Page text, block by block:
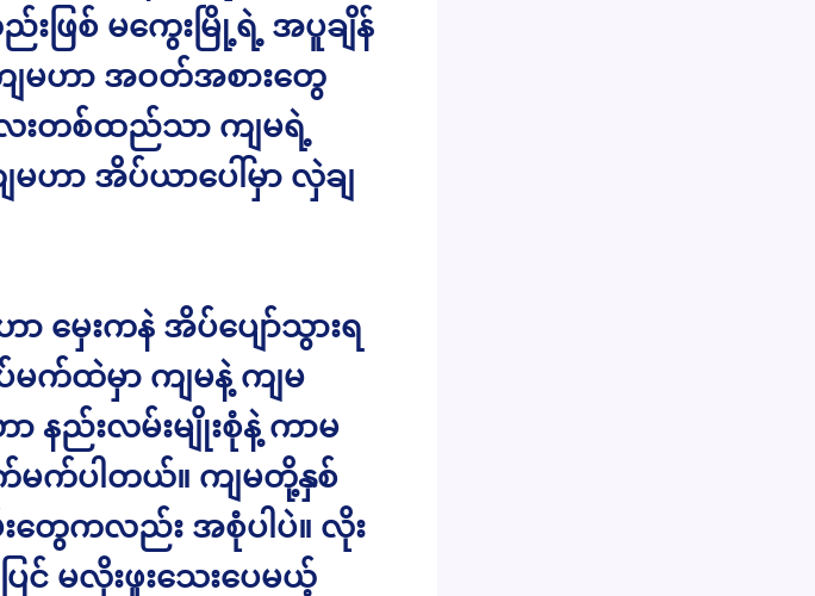
းဖြစ် မကွေးမြို့ရဲ့ အပူချိန်
မဟာ အဝတ်အစားတွေ
ေးတစ်ထည်သာ ကျမရဲ့
ျမဟာ အိပ်ယာပေါ်မှာ လှဲချ
မှေးကနဲ အိပ်ပျော်သွားရ
မက်ထဲမှာ ကျမနဲ့ ကျမ
နည်းလမ်းမျိုးစုံနဲ့ ကာမ
က်ပါတယ်။ ကျမတို့နှစ်
တွေကလည်း အစုံပါပဲ။ လိုး
င် မလိုးဖူးသေးပေမယ့်